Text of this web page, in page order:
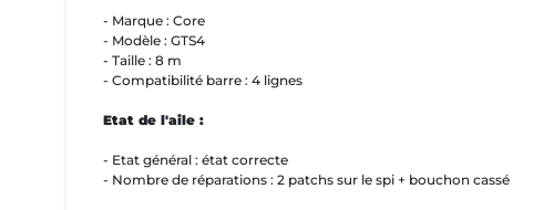
- Marque : Core
- Modèle : GTS4
- Taille : 8 m
- Compatibilité barre : 4 lignes
Etat de l'aile :
- Etat général : état correcte
- Nombre de réparations : 2 patchs sur le spi + bouchon cassé